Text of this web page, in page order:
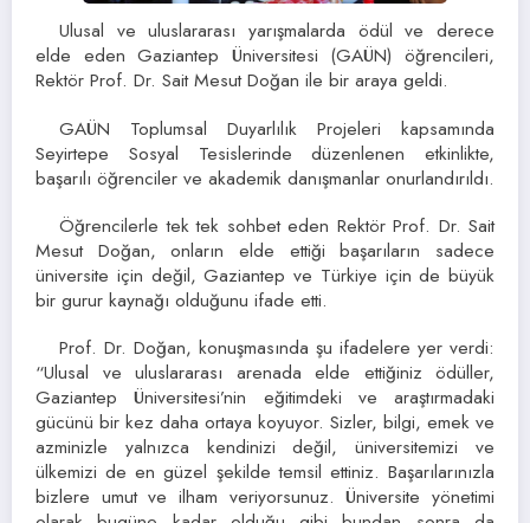
Ulusal ve uluslararası yarışmalarda ödül ve derece
elde eden Gaziantep Üniversitesi (GAÜN) öğrencileri,
Rektör Prof. Dr. Sait Mesut Doğan ile bir araya geldi.
GAÜN Toplumsal Duyarlılık Projeleri kapsamında
Seyirtepe Sosyal Tesislerinde düzenlenen etkinlikte,
başarılı öğrenciler ve akademik danışmanlar onurlandırıldı.
Öğrencilerle tek tek sohbet eden Rektör Prof. Dr. Sait
Mesut Doğan, onların elde ettiği başarıların sadece
üniversite için değil, Gaziantep ve Türkiye için de büyük
bir gurur kaynağı olduğunu ifade etti.
Prof. Dr. Doğan, konuşmasında şu ifadelere yer verdi:
“Ulusal ve uluslararası arenada elde ettiğiniz ödüller,
Gaziantep Üniversitesi’nin eğitimdeki ve araştırmadaki
gücünü bir kez daha ortaya koyuyor. Sizler, bilgi, emek ve
azminizle yalnızca kendinizi değil, üniversitemizi ve
ülkemizi de en güzel şekilde temsil ettiniz. Başarılarınızla
bizlere umut ve ilham veriyorsunuz. Üniversite yönetimi